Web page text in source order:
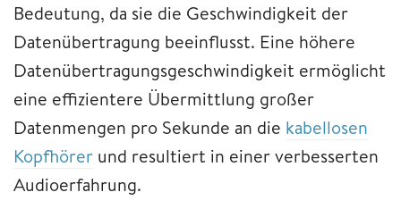
Bedeutung, da sie die Geschwindigkeit der
Datenübertragung beeinflusst. Eine höhere
Datenübertragungsgeschwindigkeit ermöglicht
eine effizientere Übermittlung großer
Datenmengen pro Sekunde an die kabellosen
Kopfhörer und resultiert in einer verbesserten
Audioerfahrung.